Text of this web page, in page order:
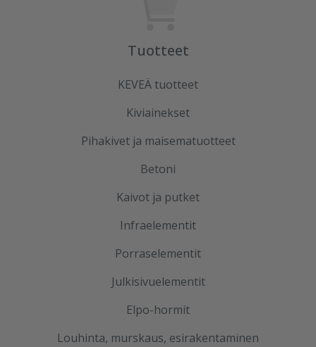
Tuotteet
KEVEÄ tuotteet
Kiviainekset
Pihakivet ja maisematuotteet
Betoni
Kaivot ja putket
Infraelementit
Porraselementit
Julkisivuelementit
Elpo-hormit
Louhinta, murskaus, esirakentaminen